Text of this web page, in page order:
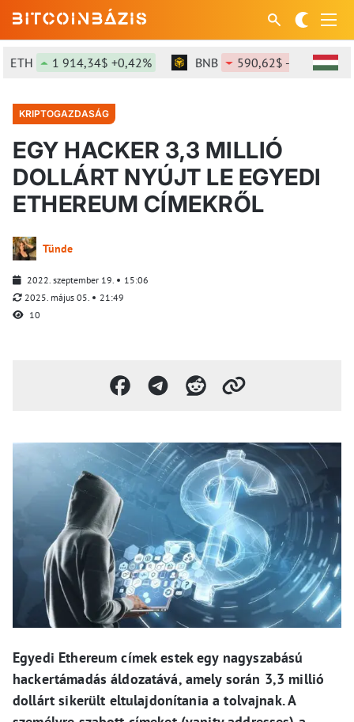
1 914,34$ +0,42% BNB 590,62$ -0,52%
KRIPTOGAZDASÁG
EGY HACKER 3,3 MILLIÓ
DOLLÁRT NYÚJT LE EGYEDI
ETHEREUM CÍMEKRŐL
Tünde
2022. szeptember 19.
15:06
2025. május 05.
21:49
10
Egyedi Ethereum címek estek egy nagyszabású
hackertámadás áldozatává, amely során 3,3 millió
dollárt sikerült eltulajdonítania a tolvajnak. A